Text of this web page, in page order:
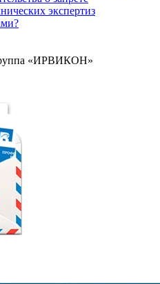
экспертиз
«ИРВИКОН»